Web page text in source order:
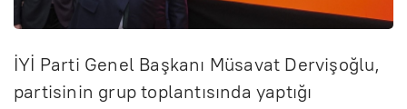
İYİ Parti Genel Başkanı Müsavat Dervişoğlu,
partisinin grup toplantısında yaptığı